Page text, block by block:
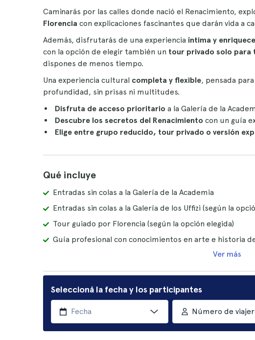
Caminarás por las calles donde nació el Renacimiento,
Florencia con explicaciones fascinantes que darán vida a
Además, disfrutarás de una experiencia íntima y
con la opción de elegir también un tour privado solo para
dispones de menos tiempo.
Una experiencia cultural completa y flexible, pensada
profundidad, sin prisas ni multitudes.
Disfruta de acceso prioritario a la Galería de la
Descubre los secretos del Renacimiento con un guía
Elige entre grupo reducido, tour privado o versión
Qué incluye
Entradas sin colas a la Galería de la Academia
Entradas sin colas a la Galería de los Uffizi (según la
Tour guiado por Florencia (según la opción elegida)
Guía profesional con conocimientos en arte e historia
Ver más
Seleccioná la fecha y los participantes
Número de